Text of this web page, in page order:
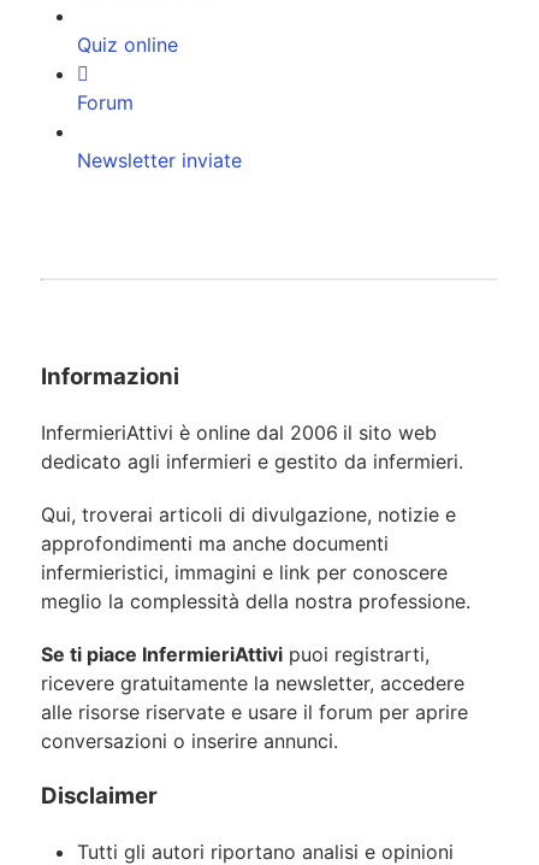
Quiz online
Forum
Newsletter inviate
Informazioni
InfermieriAttivi è online dal 2006 il sito web
dedicato agli infermieri e gestito da infermieri.
Qui, troverai articoli di divulgazione, notizie e
approfondimenti ma anche documenti
infermieristici, immagini e link per conoscere
meglio la complessità della nostra professione.
Se ti piace InfermieriAttivi puoi registrarti,
ricevere gratuitamente la newsletter, accedere
alle risorse riservate e usare il forum per aprire
conversazioni o inserire annunci.
Disclaimer
Tutti gli autori riportano analisi e opinioni